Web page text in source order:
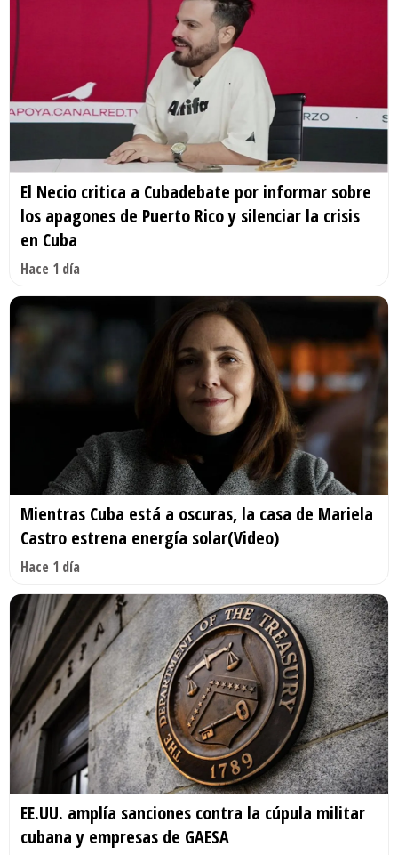
El Necio critica a Cubadebate por informar sobre
los apagones de Puerto Rico y silenciar la crisis
en Cuba
Hace 1 día
Mientras Cuba está a oscuras, la casa de Mariela
Castro estrena energía solar(Video)
Hace 1 día
EE.UU. amplía sanciones contra la cúpula militar
cubana y empresas de GAESA